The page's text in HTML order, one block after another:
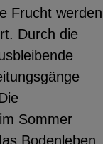
Frucht werden
Durch die
Sommer
Bodenleben.